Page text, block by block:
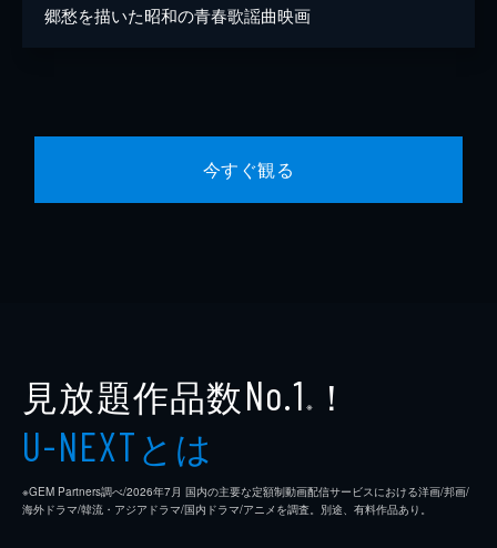
郷愁を描いた昭和の青春歌謡曲映画
今すぐ観る
見放題作品数No.1 ※ ！
U-NEXTとは
※GEM Partners調べ/2026年7⽉ 国内の主要な定額制動画配信サービスにおける洋画/邦画/
海外ドラマ/韓流・アジアドラマ/国内ドラマ/アニメを調査。別途、有料作品あり。